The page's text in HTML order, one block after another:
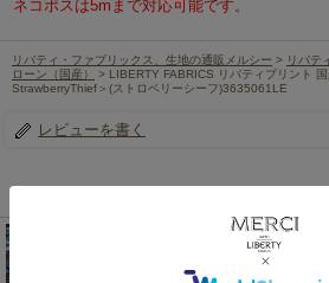
ネコポスは5mまで対応可能です。
リバティ・ファブリックス、生地の通販メルシー > リバテ
ローン（国産）
> LIBERTY FABRICS リバティプリント
StrawberryThief＞(ストロベリーシーフ)3635061LE
レビューを書く
LIBERTY FABRICS リ